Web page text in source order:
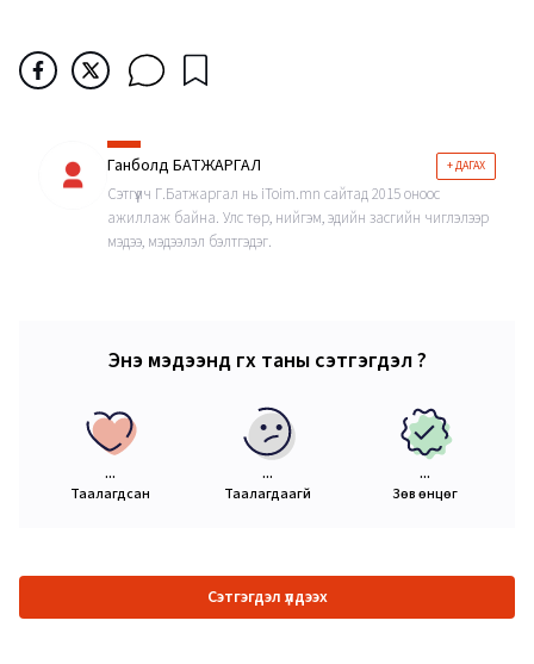
Ганболд БАТЖАРГАЛ + ДАГАХ
Сэтгүүлч Г.Батжаргал нь iToim.mn сайтад 2015 оноос
ажиллаж байна. Улс төр, нийгэм, эдийн засгийн чиглэлээр
мэдээ, мэдээлэл бэлтгэдэг.
Энэ мэдээнд өгөх таны сэтгэгдэл ?
...
Таалагдсан
...
Таалагдаагүй
...
Зөв өнцөг
Сэтгэгдэл үлдээх